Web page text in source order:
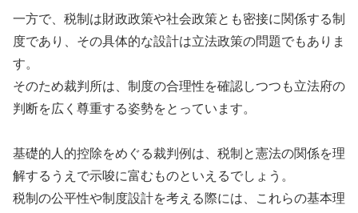
一方で、税制は財政政策や社会政策とも密接に関係する制
度であり、その具体的な設計は立法政策の問題でもありま
す。
そのため裁判所は、制度の合理性を確認しつつも立法府の
判断を広く尊重する姿勢をとっています。
基礎的人的控除をめぐる裁判例は、税制と憲法の関係を理
解するうえで示唆に富むものといえるでしょう。
税制の公平性や制度設計を考える際には、これらの基本理